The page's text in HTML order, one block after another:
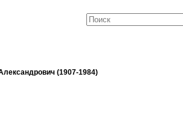
(1907-1984)